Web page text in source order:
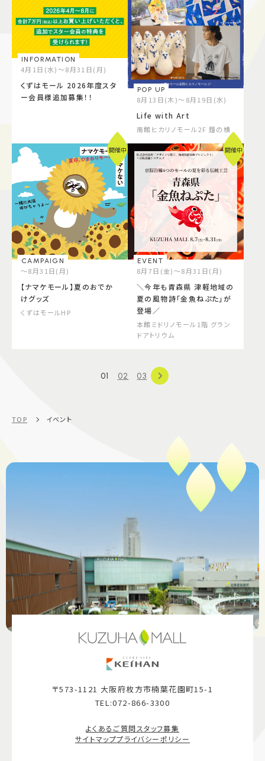
INFORMATION
4月1日(水)～8月31日(月)
くずはモール 2026年度スタ
ー会員様追加募集！！
POP UP
8月13日(木)～8月19日(水)
Life with Art
南館ヒカリノモール2F 鐘の横
開催中
CAMPAIGN
～8月31日(月)
【ナマケモール】夏のおでか
けグッズ
くずはモールHP
開催中
EVENT
8月7日(金)～8月31日(月)
＼今年も青森県 津軽地域の
夏の風物詩「金魚ねぷた」が
登場／
本館ミドリノモール1階 グラン
ドアトリウム
01 02 03
TOP イベント
〒573-1121 大阪府枚方市楠葉花園町15-1
TEL:072-866-3300
よくあるご質問スタッフ募集
サイトマッププライバシーポリシー